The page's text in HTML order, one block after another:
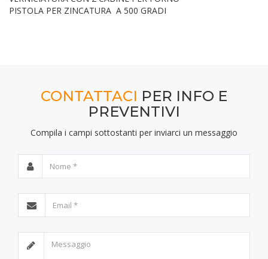
PISTOLA PER ZINCATURA A 500 GRADI
CONTATTACI PER INFO E
PREVENTIVI
Compila i campi sottostanti per inviarci un messaggio